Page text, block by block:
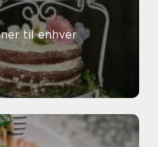
til enhver